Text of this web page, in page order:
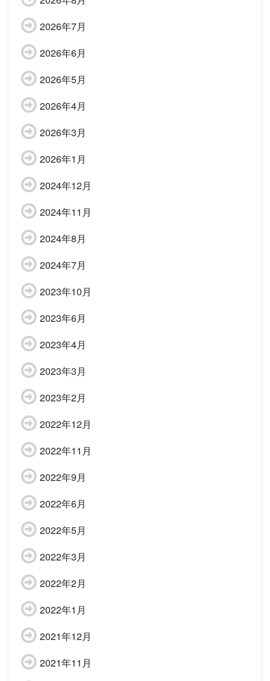
2026年7月
2026年6月
2026年5月
2026年4月
2026年3月
2026年1月
2024年12月
2024年11月
2024年8月
2024年7月
2023年10月
2023年6月
2023年4月
2023年3月
2023年2月
2022年12月
2022年11月
2022年9月
2022年6月
2022年5月
2022年3月
2022年2月
2022年1月
2021年12月
2021年11月